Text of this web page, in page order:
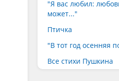
"Я вас любил:
может..."
Птичка
"В тот год осенняя
Все стихи Пушкина